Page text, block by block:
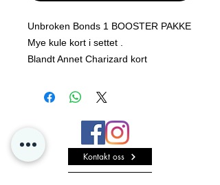
Unbroken Bonds 1 BOOSTER PAKKE
Mye kule kort i settet .
Blandt Annet Charizard kort
Kontakt oss